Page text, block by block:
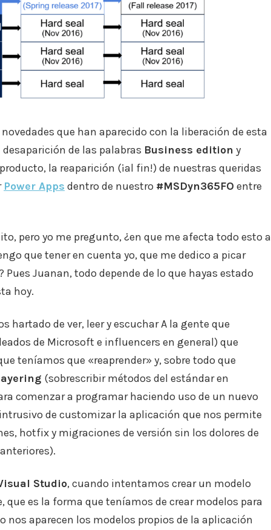
que han aparecido con la liberación de esta
de las palabras Business edition y
la reaparición (¡al fin!) de nuestras queridas
Power Apps dentro de nuestro #MSDyn365FO entre
pero yo me pregunto, ¿en que me afecta todo esto a
que tener en cuenta yo, que me dedico a picar
Juanan, todo depende de lo que hayas estado
hoy.
hartado de ver, leer y escuchar A la gente que
de Microsoft e influencers en general) que
teníamos que «reaprender» y, sobre todo que
(sobrescribir métodos del estándar en
comenzar a programar haciendo uso de un nuevo
de customizar la aplicación que nos permite
hotfix y migraciones de versión sin los dolores de
Studio, cuando intentamos crear un modelo
es la forma que teníamos de crear modelos para
nos aparecen los modelos propios de la aplicación